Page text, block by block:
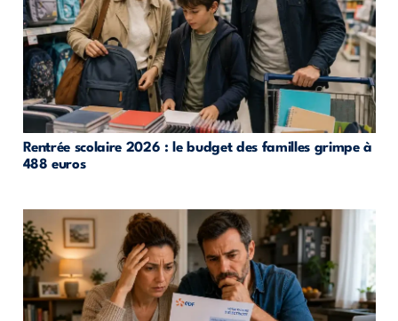
Rentrée scolaire 2026 : le budget des familles grimpe à
488 euros